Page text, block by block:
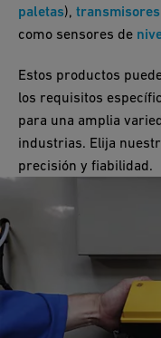
paletas), transmisores
como sensores de
Estos productos
los requisitos
para una amplia
industrias. Elija
precisión y fiabilidad.